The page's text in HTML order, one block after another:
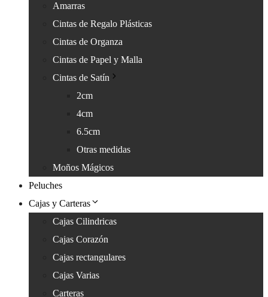
Amarras
Cintas de Regalo Plásticas
Cintas de Organza
Cintas de Papel y Malla
Cintas de Satín
2cm
4cm
6.5cm
Otras medidas
Moños Mágicos
Peluches
Cajas y Carteras
Cajas Cilindricas
Cajas Corazón
Cajas rectangulares
Cajas Varias
Carteras